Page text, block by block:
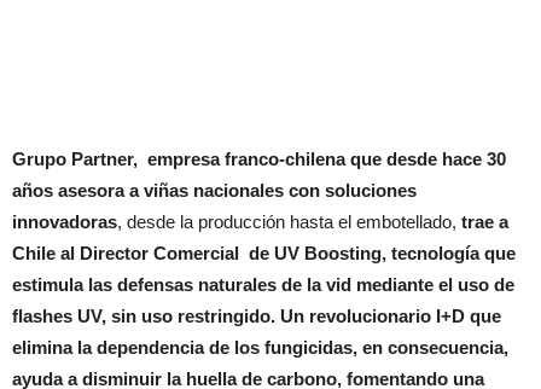
Grupo Partner, empresa franco-chilena que desde hace 30
años asesora a viñas nacionales con soluciones
innovadoras, desde la producción hasta el embotellado, trae a
Chile al Director Comercial de UV Boosting, tecnología que
estimula las defensas naturales de la vid mediante el uso de
flashes UV, sin uso restringido. Un revolucionario I+D que
elimina la dependencia de los fungicidas, en consecuencia,
ayuda a disminuir la huella de carbono, fomentando una